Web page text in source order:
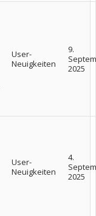
User-
Neuigkeiten
9.
2025
User-
Neuigkeiten
4.
2025